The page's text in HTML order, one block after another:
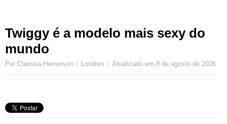
Twiggy é a modelo mais sexy do
mundo
Por Clarissa Hemerson Londres Atualizado em8 de agosto de 2026